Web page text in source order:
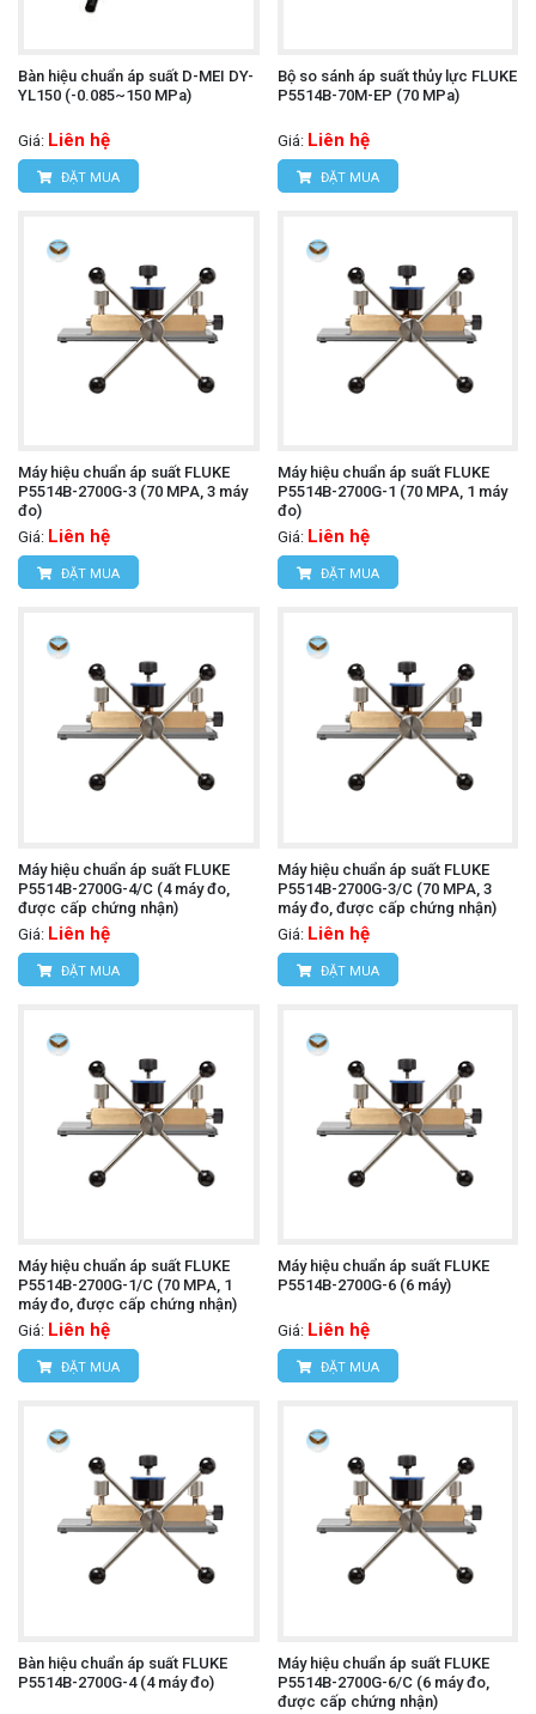
Bàn hiệu chuẩn áp suất D-MEI DY-
YL150 (-0.085~150 MPa)
Giá: Liên hệ
ĐẶT MUA
Bộ so sánh áp suất thủy lực FLUKE
P5514B-70M-EP (70 MPa)
Giá: Liên hệ
ĐẶT MUA
Máy hiệu chuẩn áp suất FLUKE
P5514B-2700G-3 (70 MPA, 3 máy
đo)
Giá: Liên hệ
ĐẶT MUA
Máy hiệu chuẩn áp suất FLUKE
P5514B-2700G-1 (70 MPA, 1 máy
đo)
Giá: Liên hệ
ĐẶT MUA
Máy hiệu chuẩn áp suất FLUKE
P5514B-2700G-4/C (4 máy đo,
được cấp chứng nhận)
Giá: Liên hệ
ĐẶT MUA
Máy hiệu chuẩn áp suất FLUKE
P5514B-2700G-3/C (70 MPA, 3
máy đo, được cấp chứng nhận)
Giá: Liên hệ
ĐẶT MUA
Máy hiệu chuẩn áp suất FLUKE
P5514B-2700G-1/C (70 MPA, 1
máy đo, được cấp chứng nhận)
Giá: Liên hệ
ĐẶT MUA
Máy hiệu chuẩn áp suất FLUKE
P5514B-2700G-6 (6 máy)
Giá: Liên hệ
ĐẶT MUA
Bàn hiệu chuẩn áp suất FLUKE
P5514B-2700G-4 (4 máy đo)
Máy hiệu chuẩn áp suất FLUKE
P5514B-2700G-6/C (6 máy đo,
được cấp chứng nhận)